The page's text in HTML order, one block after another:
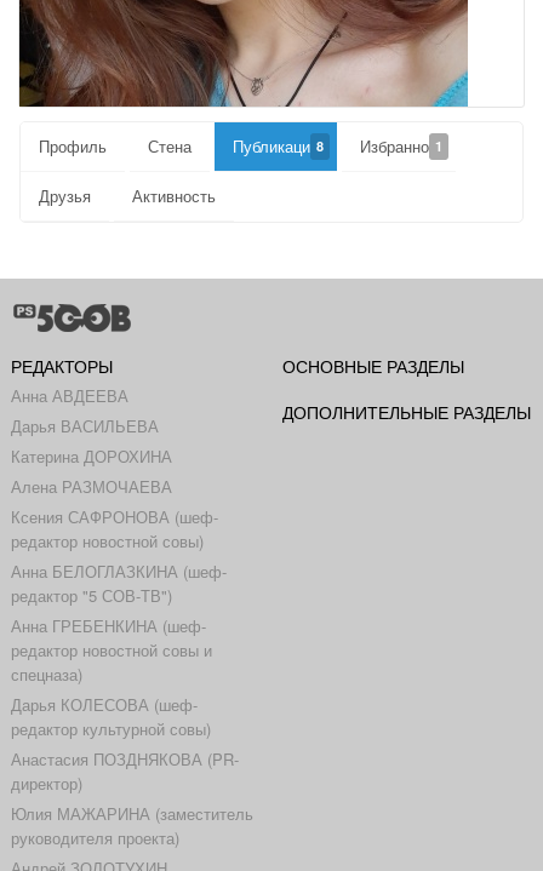
Профиль Стена Публикации8 Избранное1
Друзья Активность
РЕДАКТОРЫ
Анна АВДЕЕВА
Дарья ВАСИЛЬЕВА
Катерина ДОРОХИНА
Алена РАЗМОЧАЕВА
Ксения САФРОНОВА (шеф-
редактор новостной совы)
Анна БЕЛОГЛАЗКИНА (шеф-
редактор "5 СОВ-ТВ")
Анна ГРЕБЕНКИНА (шеф-
редактор новостной совы и
спецназа)
Дарья КОЛЕСОВА (шеф-
редактор культурной совы)
Анастасия ПОЗДНЯКОВА (PR-
директор)
Юлия МАЖАРИНА (заместитель
руководителя проекта)
ОСНОВНЫЕ РАЗДЕЛЫ
ДОПОЛНИТЕЛЬНЫЕ РАЗДЕЛЫ